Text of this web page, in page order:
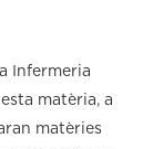
Infermeria
matèria, a
matèries